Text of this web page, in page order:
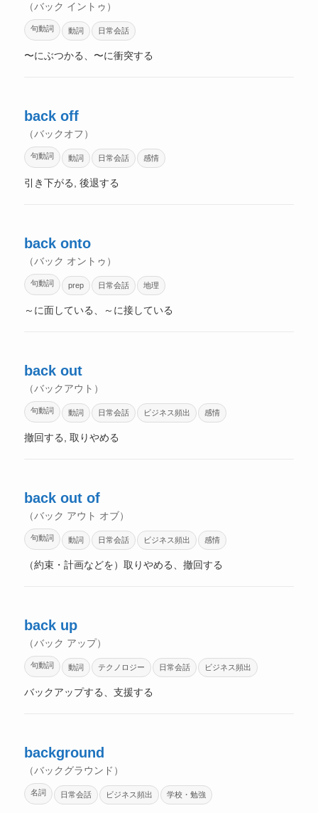
（バック イントゥ）
句動詞 動詞 日常会話
〜にぶつかる、〜に衝突する
back off
（バックオフ）
句動詞 動詞 日常会話 感情
引き下がる, 後退する
back onto
（バック オントゥ）
句動詞 prep 日常会話 地理
～に面している、～に接している
back out
（バックアウト）
句動詞 動詞 日常会話 ビジネス頻出 感情
撤回する, 取りやめる
back out of
（バック アウト オブ）
句動詞 動詞 日常会話 ビジネス頻出 感情
（約束・計画などを）取りやめる、撤回する
back up
（バック アップ）
句動詞 動詞 テクノロジー 日常会話 ビジネス頻出
バックアップする、支援する
background
（バックグラウンド）
名詞 日常会話 ビジネス頻出 学校・勉強